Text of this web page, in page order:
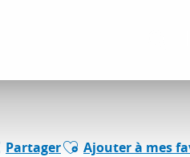
PartagerAjouter aux favoris
Ajouter à mes